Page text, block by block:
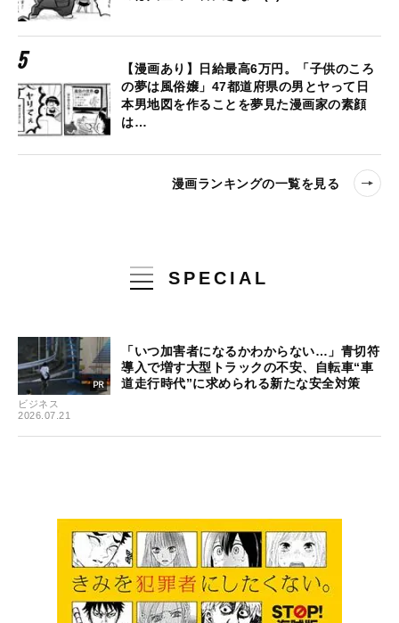
【漫画あり】日給最高6万円。「子供のころ
の夢は風俗嬢」47都道府県の男とヤって日
本男地図を作ることを夢見た漫画家の素顔
は…
漫画ランキングの一覧を見る
SPECIAL
ビジネス
2026.07.21
「いつ加害者になるかわからない…」青切符
導入で増す大型トラックの不安、自転車“車
道走行時代”に求められる新たな安全対策